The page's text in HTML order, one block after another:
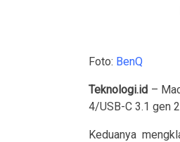
Foto: BenQ
Teknologi.id –
4/USB-C 3.1 gen
Keduanya